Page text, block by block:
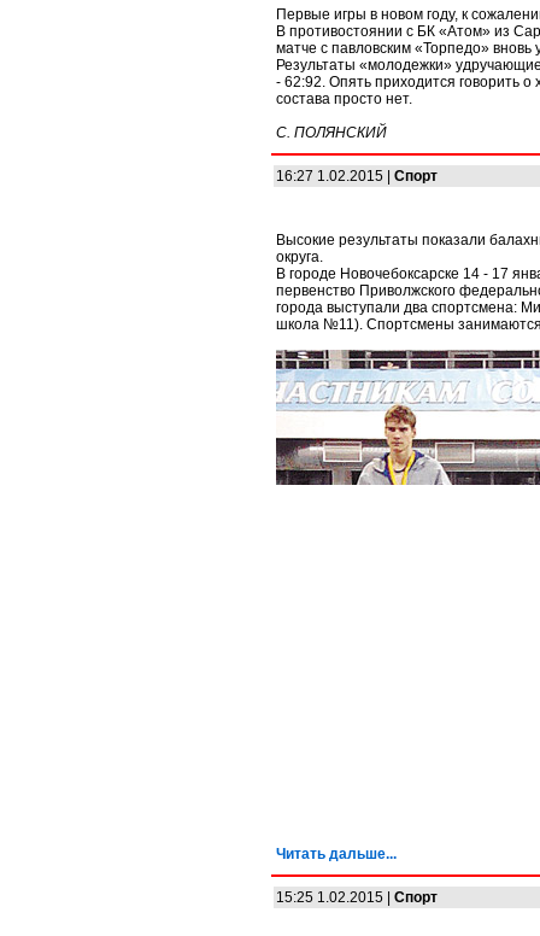
Первые игры в новом году, к
В противостоянии с БК «Атом» из
матче с павловским «Торпедо» вновь
Результаты «молодежки»
- 62:92. Опять приходится говорить о
состава просто нет.
С. ПОЛЯНСКИЙ
16:27 1.02.2015 | Спорт
Высокие результаты показали
округа.
В городе Новочебоксарске 14 - 17
первенство Приволжского
города выступали два спортсмена:
школа №11). Спортсмены
Читать дальше...
15:25 1.02.2015 | Спорт